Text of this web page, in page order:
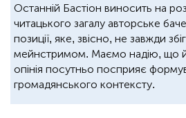
Останній Бастіон виносить на
читацького загалу авторське
позиції, яке, звісно, не завжди
мейнстримом. Маємо надію, що й
опінія посутньо посприяє
громадянського контексту.